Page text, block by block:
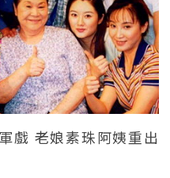
戲 老娘素珠阿姨重出